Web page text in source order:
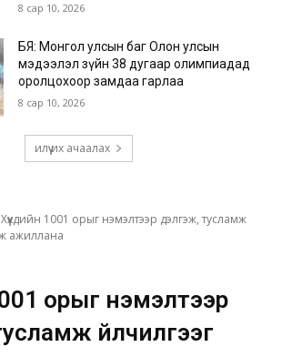
8 сар 10, 2026
БЯ: Монгол улсын баг Олон улсын
мэдээлэл зүйн 38 дугаар олимпиадад
оролцохоор замдаа гарлаа
8 сар 10, 2026
илүү их ачаалах